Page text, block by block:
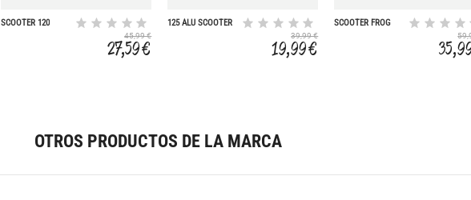
SCOOTER 120
45,99 €
27,59 €
125 ALU SCOOTER
39,99 €
19,99 €
SCOOTER FROG
OTROS PRODUCTOS DE LA MARCA